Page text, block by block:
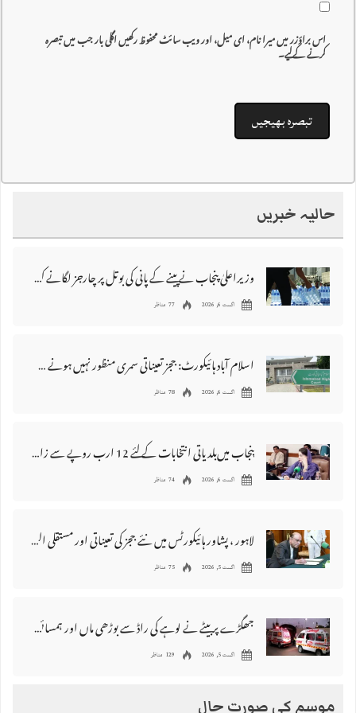
اس براؤزر میں میرا نام، ای میل، اور ویب سائٹ محفوظ رکھیں اگلی بار جب میں تبصرہ
کرنے کےلیے۔
حالیہ خبریں
وزیراعلیٰ پنجاب نے پینے کے پانی کی بوتل پر چارجز لگانے کی تجویز مستر دکر دی
اگست 6, 2026 77 مناظر
اسلام آباد ہائیکورٹ: ججز تعیناتی سمری منظور نہیں‌ ہونے کے خٌلاف فیصلہ محفوظ
اگست 6, 2026 78 مناظر
پنجاب میں‌بلدیاتی انتخابات کے لئے 12 ارب روپے سے زائد مختص کرنے کی منظوری
اگست 6, 2026 74 مناظر
لاہور ، پشاور ہائیکورٹس میں نئے ججز کی تعیناتی اور مستقلی التواء کا شکار
اگست 5, 2026 75 مناظر
جھگڑے پر بیٹے نے لوہے کی راڈ سے بوڑھی ماں اور ہمسائی کو قتل کردیا
اگست 5, 2026 129 مناظر
موسم کی صورت حال